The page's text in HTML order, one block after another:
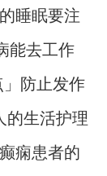
睡眠要注
能去工作
防止发作
的生活护理
痫患者的